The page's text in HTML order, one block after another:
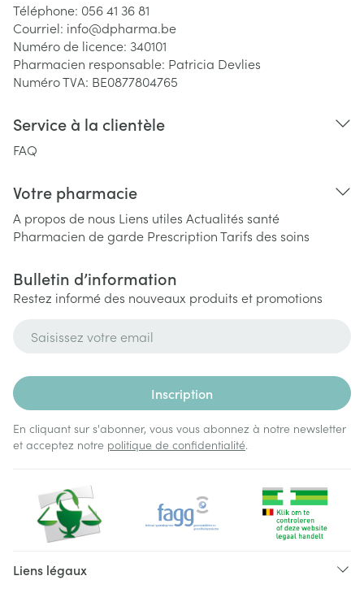
Téléphone: 056 41 36 81
Courriel: info@dpharma.be
Numéro de licence: 340101
Pharmacien responsable: Patricia Devlies
Numéro TVA: BE0877804765
Service à la clientèle
FAQ
Votre pharmacie
A propos de nous Liens utiles Actualités santé
Pharmacien de garde PrescriptionTarifs des soins
Bulletin d’information
Restez informé des nouveaux produits et promotions
Inscription
En cliquant sur s'abonner, vous vous abonnez à notre newsletter
et acceptez notre politique de confidentialité.
Liens légaux